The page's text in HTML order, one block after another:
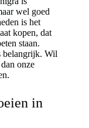
wel goed
is het
kopen, dat
staan.
belangrijk. Wil
onze
in